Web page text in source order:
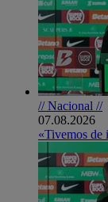
// Nacional //
07.08.2026
«Tivemos de